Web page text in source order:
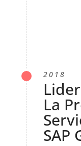
2018
La
SAP